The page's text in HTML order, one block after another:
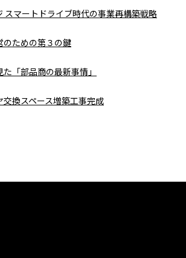
スマートドライブ時代の事業再構築戦略
のための第３の鍵
「部品商の最新事情」
換スペース増築工事完成